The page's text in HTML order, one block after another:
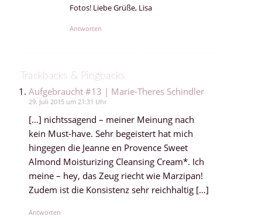
Fotos! Liebe Grüße, Lisa
Antworten
Trackbacks & Pingbacks
Aufgebraucht #13 | Marie-Theres Schindler
29. Juli 2015 um 21:31 Uhr
[…] nichtssagend – meiner Meinung nach
kein Must-have. Sehr begeistert hat mich
hingegen die Jeanne en Provence Sweet
Almond Moisturizing Cleansing Cream*. Ich
meine – hey, das Zeug riecht wie Marzipan!
Zudem ist die Konsistenz sehr reichhaltig […]
Antworten